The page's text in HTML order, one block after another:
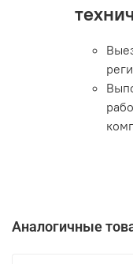
Аналогичные